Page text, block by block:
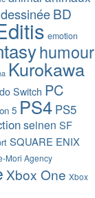
BD
emotion
humour
Kurokawa
Switch PC
5 PS4 PS5
seinen SF
SQUARE ENIX
Mori Agency
Xbox One Xbox